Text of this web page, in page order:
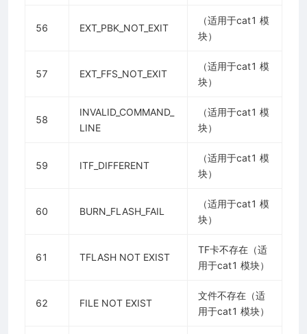
56 EXT_PBK_NOT_EXIT
（适用于cat1 模
块）
57 EXT_FFS_NOT_EXIT
（适用于cat1 模
块）
58
INVALID_COMMAND_
LINE
（适用于cat1 模
块）
59 ITF_DIFFERENT
（适用于cat1 模
块）
60 BURN_FLASH_FAIL
（适用于cat1 模
块）
61 TFLASH NOT EXIST
TF卡不存在（适
用于cat1 模块）
62 FILE NOT EXIST
文件不存在（适
用于cat1 模块）